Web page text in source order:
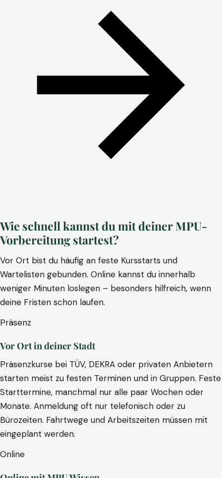
Wie schnell kannst du mit deiner MPU-
Vorbereitung startest?
Vor Ort bist du häufig an feste Kursstarts und
Wartelisten gebunden. Online kannst du innerhalb
weniger Minuten loslegen – besonders hilfreich, wenn
deine Fristen schon laufen.
Präsenz
Vor Ort in deiner Stadt
Präsenzkurse bei TÜV, DEKRA oder privaten Anbietern
starten meist zu festen Terminen und in Gruppen. Feste
Starttermine, manchmal nur alle paar Wochen oder
Monate. Anmeldung oft nur telefonisch oder zu
Bürozeiten. Fahrtwege und Arbeitszeiten müssen mit
eingeplant werden.
Online